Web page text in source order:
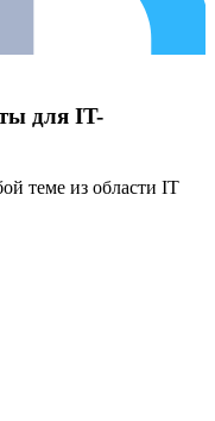
для IT-
теме из области IT